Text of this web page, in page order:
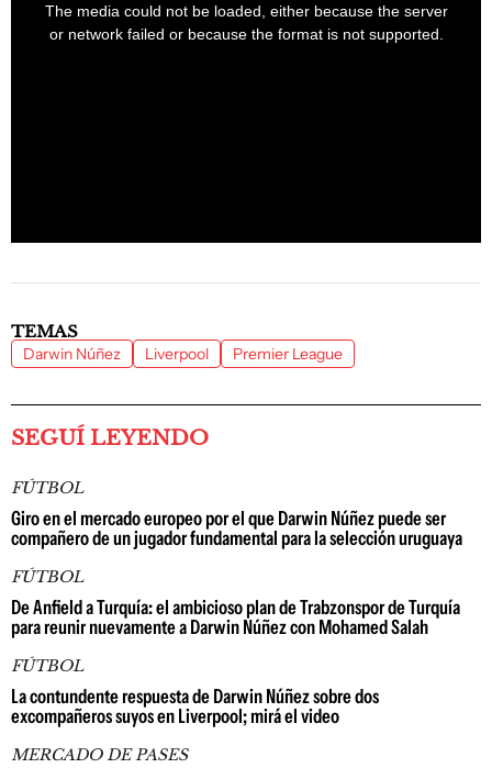
The media could not be loaded, either because the server
or network failed or because the format is not supported.
TEMAS
Darwin Núñez Liverpool Premier League
SEGUÍ LEYENDO
FÚTBOL
Giro en el mercado europeo por el que Darwin Núñez puede ser
compañero de un jugador fundamental para la selección uruguaya
FÚTBOL
De Anfield a Turquía: el ambicioso plan de Trabzonspor de Turquía
para reunir nuevamente a Darwin Núñez con Mohamed Salah
FÚTBOL
La contundente respuesta de Darwin Núñez sobre dos
excompañeros suyos en Liverpool; mirá el video
MERCADO DE PASES